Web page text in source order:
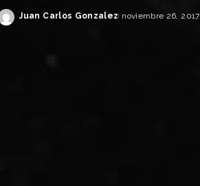
Posted
Juan Carlos Gonzalez noviembre 26, 2017